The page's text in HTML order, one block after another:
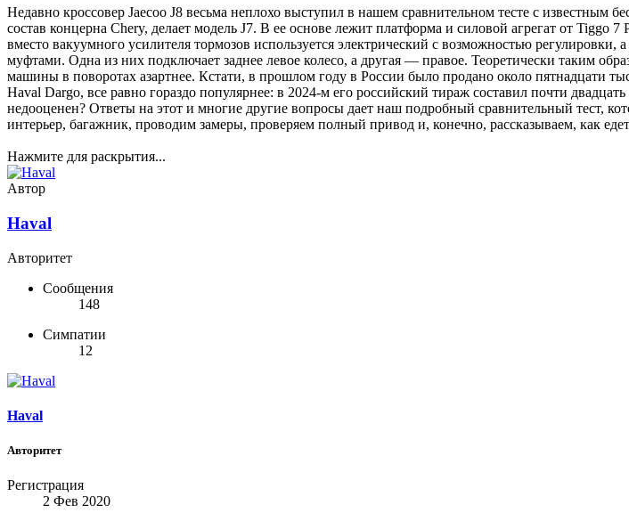
Недавно кроссовер Jaecoo J8 весьма неплохо выступил в нашем сравнительном тесте с известным
состав концерна Chery, делает модель J7. В ее основе лежит платформа и силовой агрегат от
вместо вакуумного усилителя тормозов используется электрический с возможностью
муфтами. Одна из них подключает заднее левое колесо, а другая — правое. Теоретически таким
машины в поворотах азартнее. Кстати, в прошлом году в России было продано около пятнадцати
Haval Dargo, все равно гораздо популярнее: в 2024-м его российский тираж составил почти
недооценен? Ответы на этот и многие другие вопросы дает наш подробный сравнительный тест,
интерьер, багажник, проводим замеры, проверяем полный привод и, конечно, рассказываем, как
Нажмите для раскрытия...
Автор
Haval
Авторитет
Сообщения
148
Симпатии
12
Haval
Авторитет
Регистрация
2 Фев 2020